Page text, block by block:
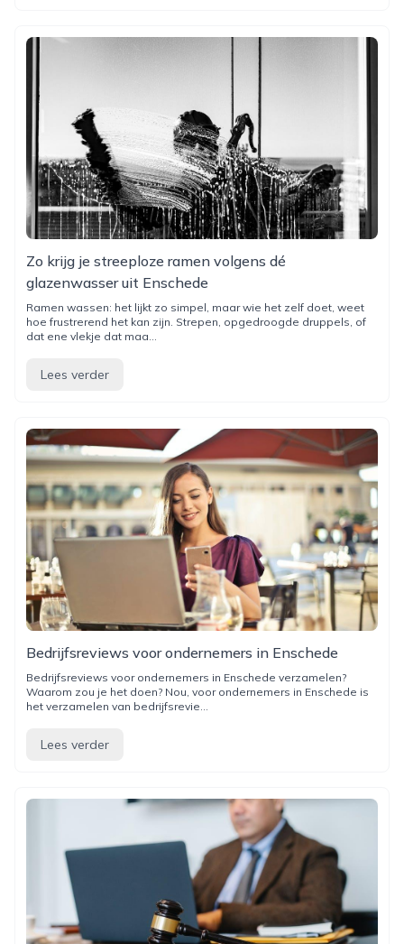
Zo krijg je streeploze ramen volgens dé
glazenwasser uit Enschede
Ramen wassen: het lijkt zo simpel, maar wie het zelf doet, weet
hoe frustrerend het kan zijn. Strepen, opgedroogde druppels, of
dat ene vlekje dat maa...
Lees verder
Bedrijfsreviews voor ondernemers in Enschede
Bedrijfsreviews voor ondernemers in Enschede verzamelen?
Waarom zou je het doen? Nou, voor ondernemers in Enschede is
het verzamelen van bedrijfsrevie...
Lees verder